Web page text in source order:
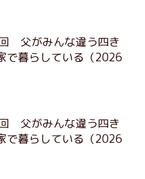
父がみんな違う四き
で暮らしている （2026
父がみんな違う四き
で暮らしている （2026